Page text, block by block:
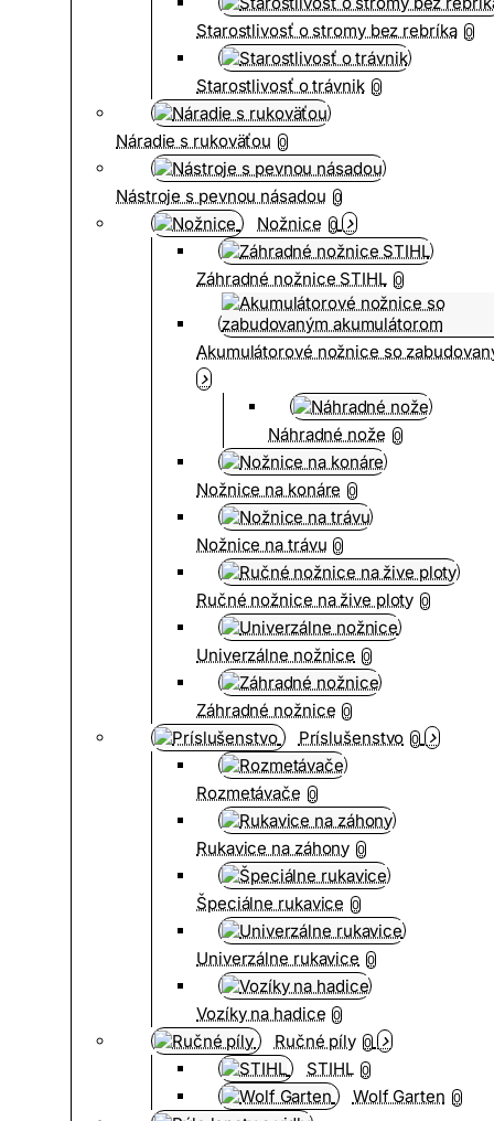
Starostlivosť o stromy bez rebríka 0
Starostlivosť o trávnik 0
Náradie s rukoväťou 0
Nástroje s pevnou násadou 0
Nožnice 0
Záhradné nožnice STIHL 0
Akumulátorové nožnice so
Náhradné nože 0
Nožnice na konáre 0
Nožnice na trávu 0
Ručné nožnice na žive ploty 0
Univerzálne nožnice 0
Záhradné nožnice 0
Príslušenstvo 0
Rozmetávače 0
Rukavice na záhony 0
Špeciálne rukavice 0
Univerzálne rukavice 0
Vozíky na hadice 0
Ručné píly 0
STIHL 0
Wolf Garten 0